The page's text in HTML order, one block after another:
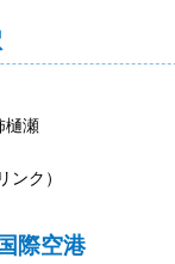
樋瀬
ンク）
際空港